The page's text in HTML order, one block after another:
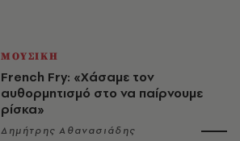
ΜΟΥΣΙΚΗ
French Fry: «Χάσαμε τον
αυθορμητισμό στο να παίρνουμε
ρίσκα»
Δημήτρης Αθανασιάδης